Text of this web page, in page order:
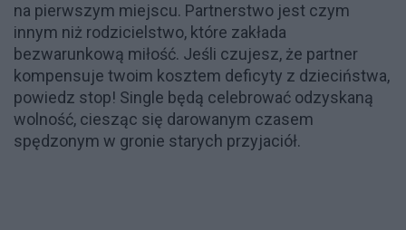
na pierwszym miejscu. Partnerstwo jest czym
innym niż rodzicielstwo, które zakłada
bezwarunkową miłość. Jeśli czujesz, że partner
kompensuje twoim kosztem deficyty z dzieciństwa,
powiedz stop! Single będą celebrować odzyskaną
wolność, ciesząc się darowanym czasem
spędzonym w gronie starych przyjaciół.